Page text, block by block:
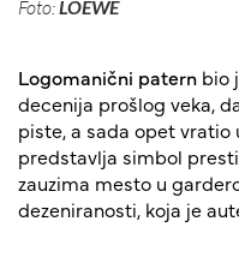
Foto:LOEWE
Logomanični patern bio
decenija prošlog veka,
piste, a sada opet vratio
predstavlja simbol
zauzima mesto u
dezeniranosti, koja je